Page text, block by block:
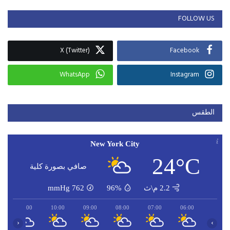
FOLLOW US
Facebook
X (Twitter)
Instagram
WhatsApp
الطقس
New York City
24°C صافي بصورة كلية
2.2 م\ث 96%
762
mmHg
06:00
07:00
08:00
09:00
10:00
11:00
‹ ›